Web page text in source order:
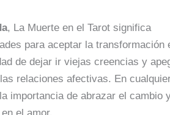
, La Muerte en el Tarot significa
para aceptar la transformación
de dejar ir viejas creencias y
relaciones afectivas. En
importancia de abrazar el cambio